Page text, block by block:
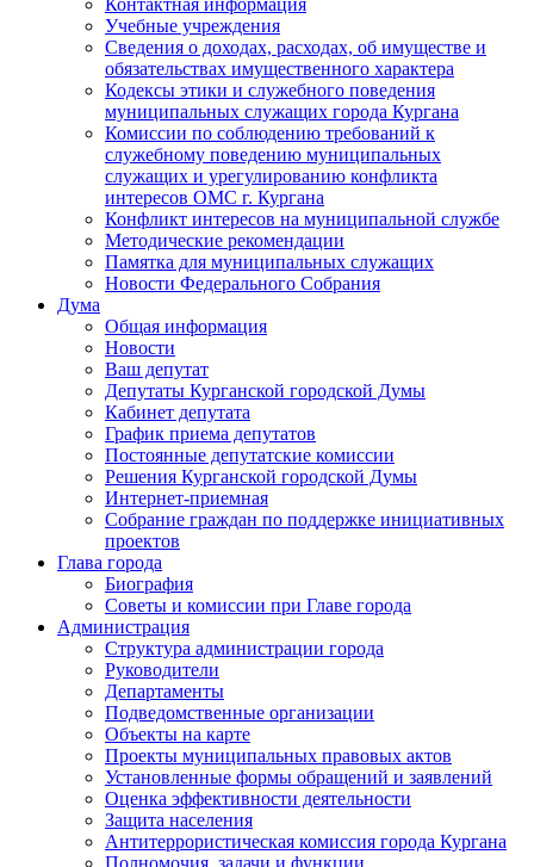
Контактная информация
Учебные учреждения
Сведения о доходах, расходах, об имуществе и
обязательствах имущественного характера
Кодексы этики и служебного поведения
муниципальных служащих города Кургана
Комиссии по соблюдению требований к
служебному поведению муниципальных
служащих и урегулированию конфликта
интересов ОМС г. Кургана
Конфликт интересов на муниципальной службе
Методические рекомендации
Памятка для муниципальных служащих
Новости Федерального Cобрания
Дума
Общая информация
Новости
Ваш депутат
Депутаты Курганской городской Думы
Кабинет депутата
График приема депутатов
Постоянные депутатские комиссии
Решения Курганской городской Думы
Интернет-приемная
Собрание граждан по поддержке инициативных
проектов
Глава города
Биография
Советы и комиссии при Главе города
Администрация
Структура администрации города
Руководители
Департаменты
Подведомственные организации
Объекты на карте
Проекты муниципальных правовых актов
Установленные формы обращений и заявлений
Оценка эффективности деятельности
Защита населения
Антитеррористическая комиссия города Кургана
Полномочия, задачи и функции